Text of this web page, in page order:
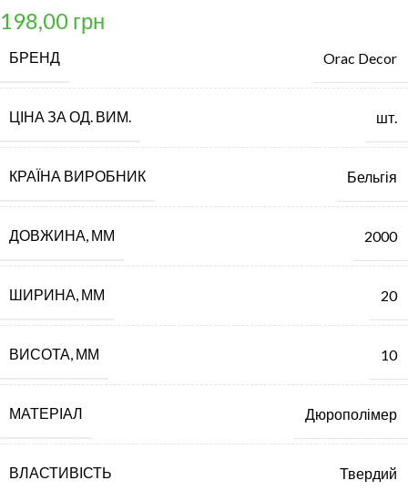
198,00 грн
БРЕНД Orac Decor
ЦІНА ЗА ОД. ВИМ. шт.
КРАЇНА ВИРОБНИК Бельгія
ДОВЖИНА, ММ 2000
ШИРИНА, ММ 20
ВИСОТА, ММ 10
МАТЕРІАЛ Дюрополімер
ВЛАСТИВІСТЬ Твердий